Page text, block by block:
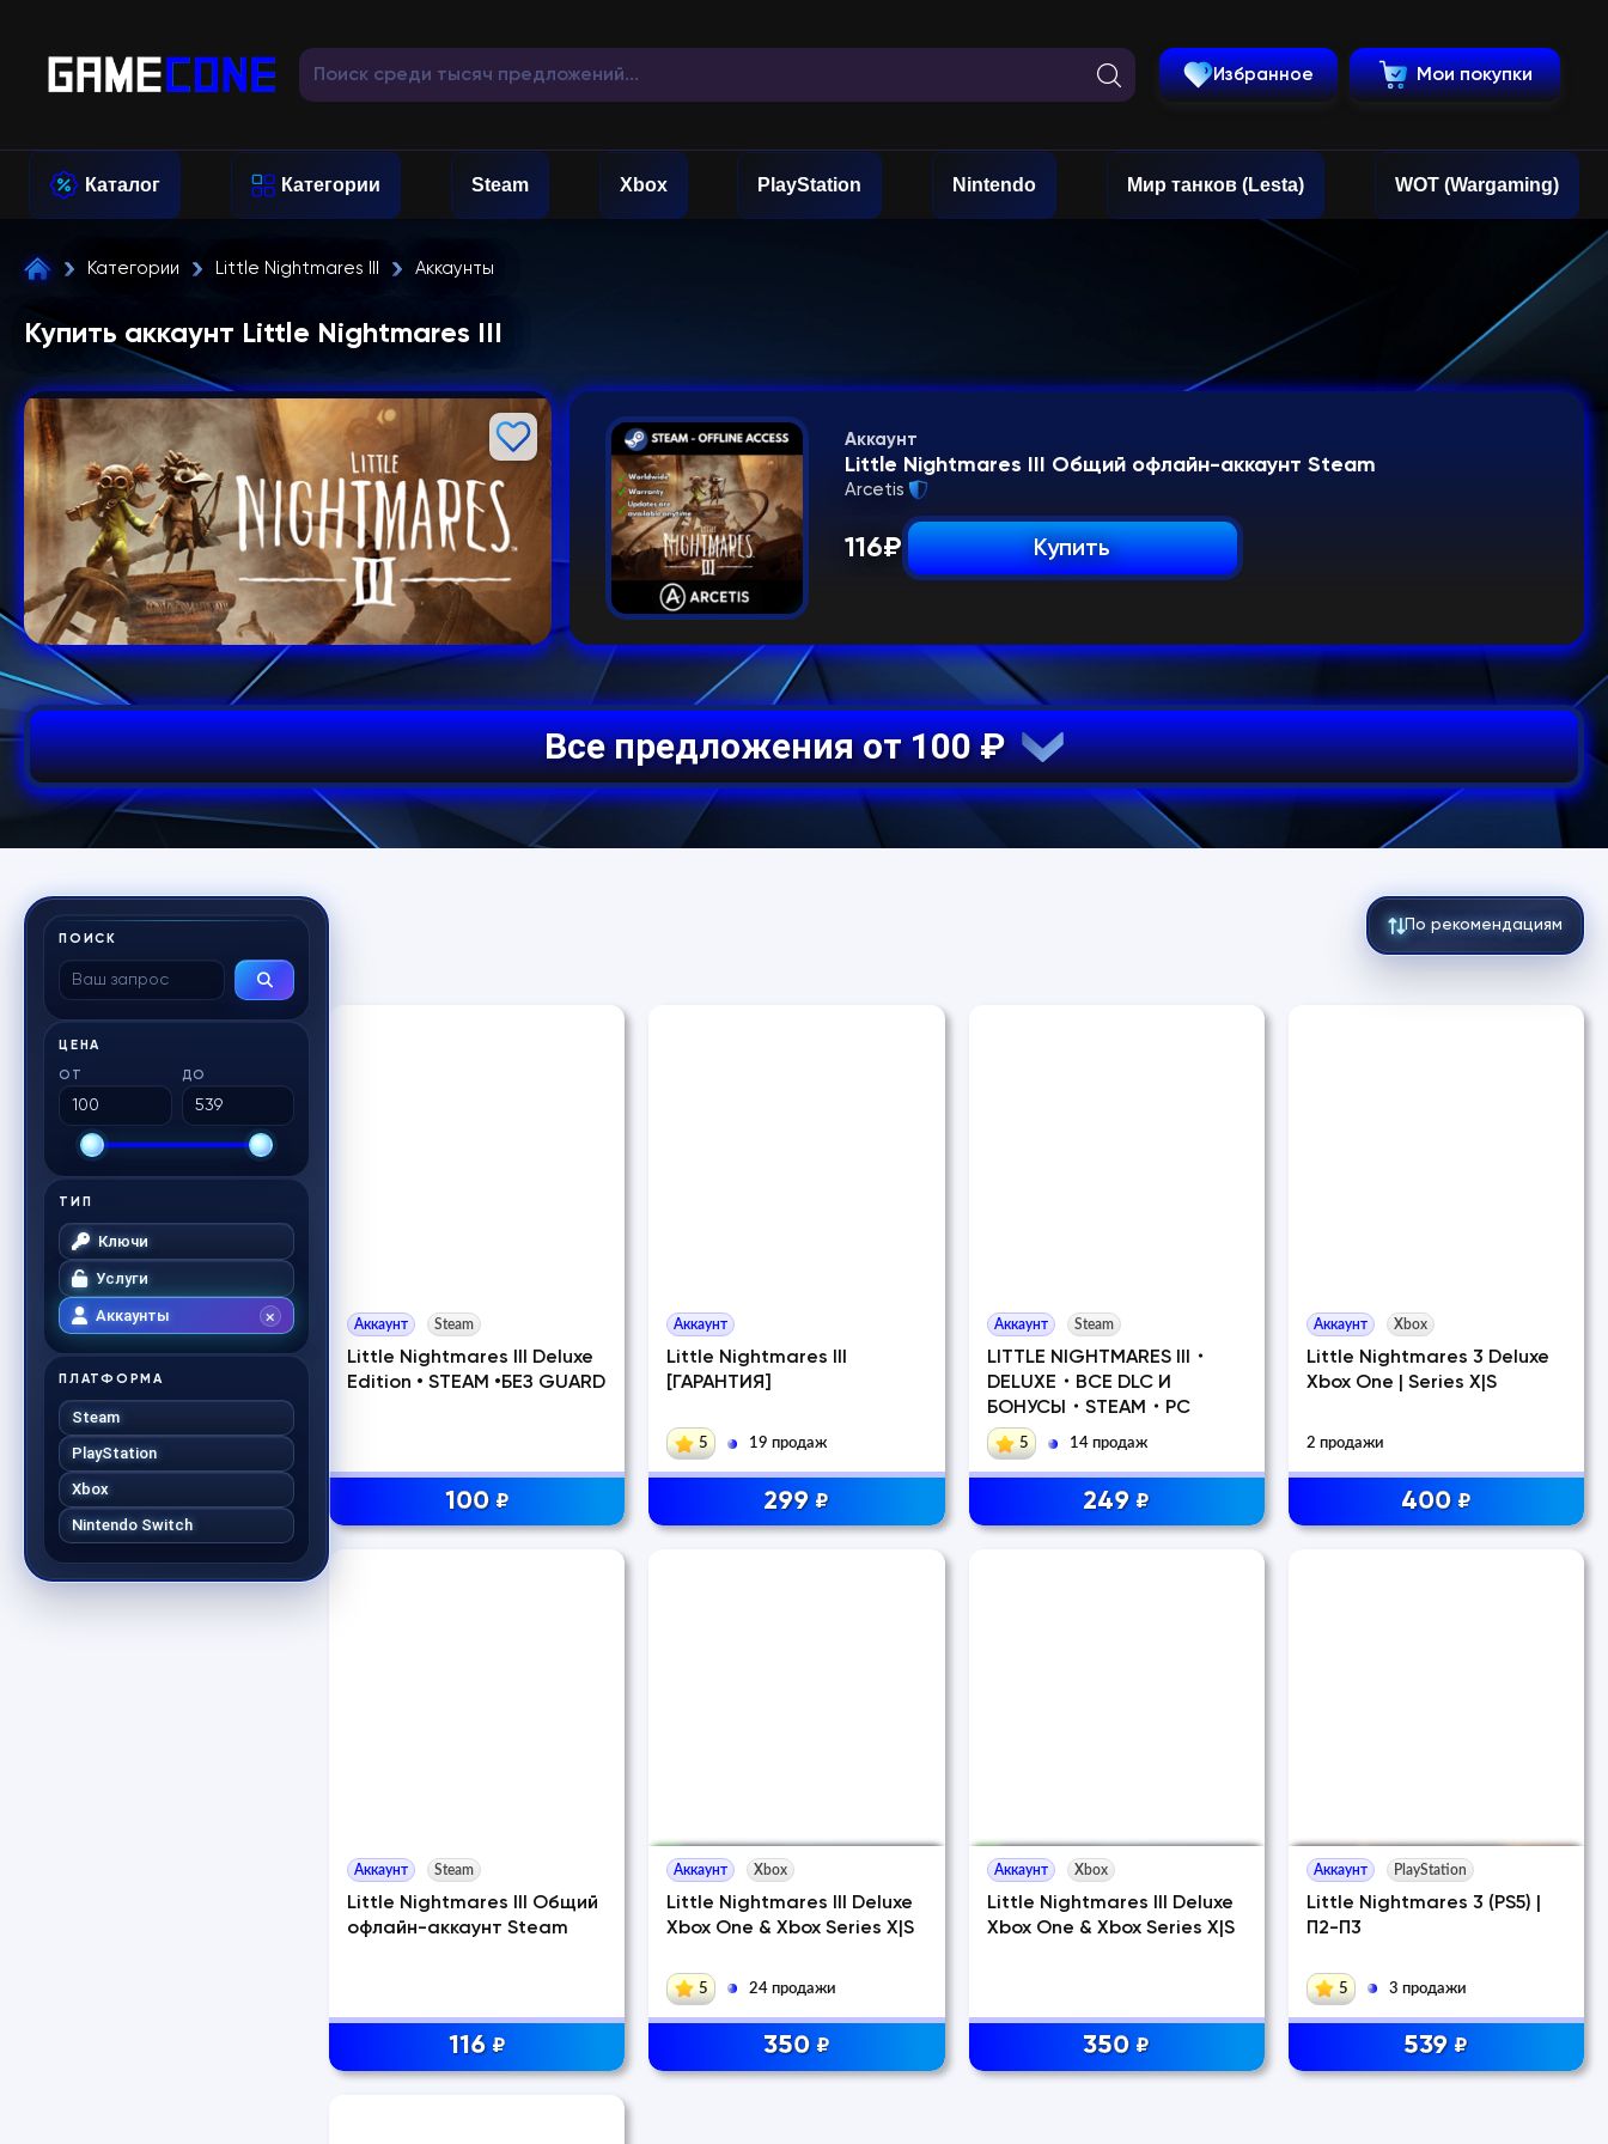
Избранное Мои покупки
Каталог Категории Steam Xbox PlayStation Nintendo Мир танков (Lesta) WOT (Wargaming)
Категории Little Nightmares III Аккаунты
Купить аккаунт Little Nightmares III
Аккаунт
Little Nightmares III Общий офлайн-аккаунт Steam
Arcetis
116₽ Купить
Все предложения от 100 ₽
ПОИСК
ЦЕНА
ОТ ДО
ТИП
Ключи
Услуги
Аккаунты
ПЛАТФОРМА
Steam
PlayStation
Xbox
Nintendo Switch
По рекомендациям
Аккаунт Steam
Little Nightmares III Deluxe
Edition • STEAM •БЕЗ GUARD
100 ₽
Аккаунт
Little Nightmares III
[ГАРАНТИЯ]
5 19 продаж
299 ₽
Аккаунт Steam
LITTLE NIGHTMARES III・
DELUXE・ВСЕ DLC И
БОНУСЫ・STEAM・PC
5 14 продаж
249 ₽
Аккаунт Xbox
Little Nightmares 3 Deluxe
Xbox One | Series X|S
2 продажи
400 ₽
Аккаунт Steam
Little Nightmares III Общий
офлайн-аккаунт Steam
116 ₽
Аккаунт Xbox
Little Nightmares III Deluxe
Xbox One & Xbox Series X|S
5 24 продажи
350 ₽
Аккаунт Xbox
Little Nightmares III Deluxe
Xbox One & Xbox Series X|S
350 ₽
Аккаунт PlayStation
Little Nightmares 3 (PS5) |
П2-П3
5 3 продажи
539 ₽